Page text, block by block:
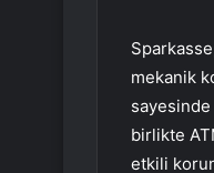
mekanik
sayesinde
birlikte
etkili